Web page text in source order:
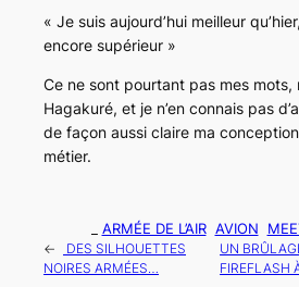
« Je suis aujourd’hui meilleur
encore supérieur »
Ce ne sont pourtant pas mes mots,
Hagakuré, et je n’en connais pas
de façon aussi claire ma
métier.
ARMÉE DE L’AIR AVION
←
DES SILHOUETTES
NOIRES ARMÉES…
UN
FIREFLASH